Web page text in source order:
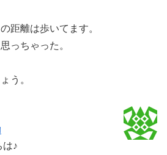
距離は歩いてます。
っちゃった。
う。
は♪